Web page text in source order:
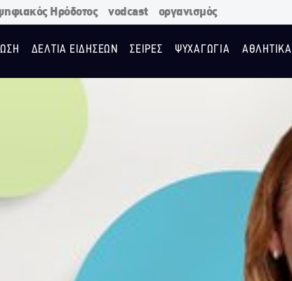
Ηρόδοτος vodcast οργανισμός
ΔΕΛΤΙΑ ΕΙΔΗΣΕΩΝ ΣΕΙΡΕΣ ΨΥΧΑΓΩΓΙΑ ΑΘΛΗΤΙΚΑ